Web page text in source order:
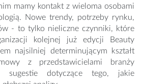
mamy kontakt z wieloma osobami
Nowe trendy, potrzeby rynku,
- to tylko nieliczne czynniki, które
kolejnej już edycji Beauty
najsilniej determinującym kształt
z przedstawicielami branży
sugestie dotyczące tego, jakie